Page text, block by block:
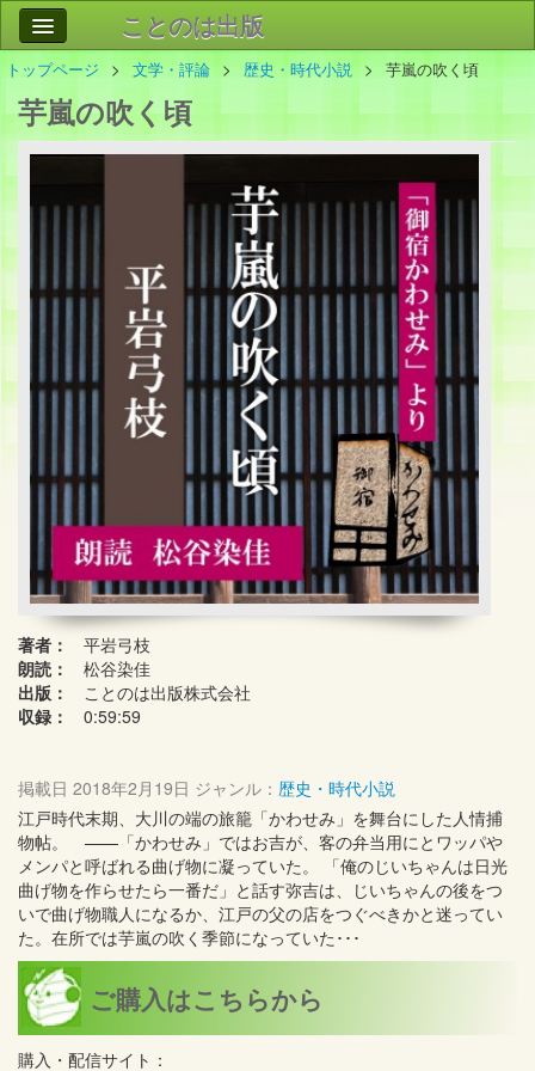
ことのは出版
作品
事業案内
会社情報
お問い合わせ
トップページ 文学・評論 歴史・時代小説 芋嵐の吹く頃
芋嵐の吹く頃
著者：
平岩弓枝
朗読：
松谷染佳
出版：
ことのは出版株式会社
収録：
0:59:59
掲載日 2018年2月19日 ジャンル： 歴史・時代小説
江戸時代末期、大川の端の旅籠「かわせみ」を舞台にした人情捕
物帖。 ——「かわせみ」ではお吉が、客の弁当用にとワッパや
メンパと呼ばれる曲げ物に凝っていた。 「俺のじいちゃんは日光
曲げ物を作らせたら一番だ」と話す弥吉は、じいちゃんの後をつ
いで曲げ物職人になるか、江戸の父の店をつぐべきかと迷ってい
た。在所では芋嵐の吹く季節になっていた･･･
ご購入はこちらから
購入・配信サイト：